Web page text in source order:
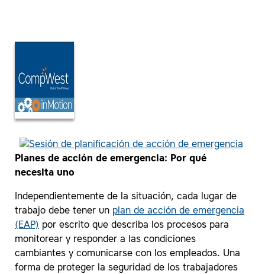
Planes de acción de emergencia: Por qué
necesita uno
Independientemente de la situación, cada lugar de
trabajo debe tener un plan de acción de emergencia
(EAP) por escrito que describa los procesos para
monitorear y responder a las condiciones
cambiantes y comunicarse con los empleados. Una
forma de proteger la seguridad de los trabajadores